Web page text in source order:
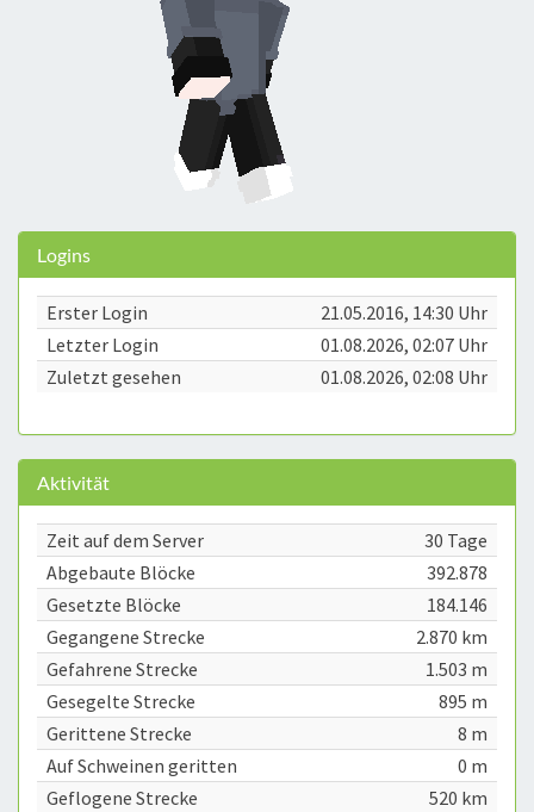
Logins
Erster Login
21.05.2016, 14:30 Uhr
Letzter Login
01.08.2026, 02:07 Uhr
Zuletzt gesehen
01.08.2026, 02:08 Uhr
Aktivität
Zeit auf dem Server
30 Tage
Abgebaute Blöcke
392.878
Gesetzte Blöcke
184.146
Gegangene Strecke
2.870 km
Gefahrene Strecke
1.503 m
Gesegelte Strecke
895 m
Gerittene Strecke
8 m
Auf Schweinen geritten
0 m
Geflogene Strecke
520 km